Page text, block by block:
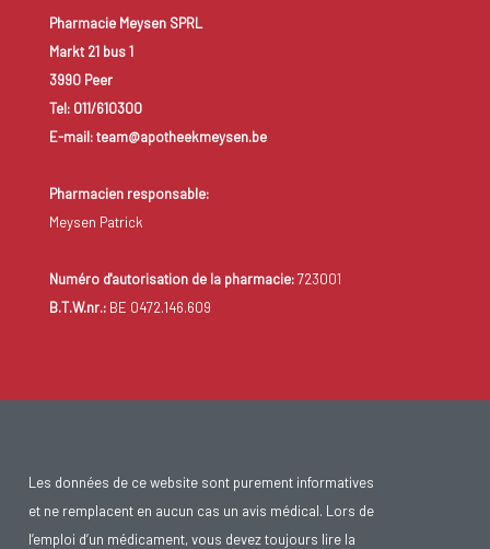
Pharmacie Meysen SPRL
Markt 21 bus 1
3990 Peer
Tel: 011/610300
E-mail: team@apotheekmeysen.be
Pharmacien responsable:
Meysen Patrick
Numéro d'autorisation de la pharmacie:723001
B.T.W.nr.:BE 0472.146.609
Les données de ce website sont purement informatives
et ne remplacent en aucun cas un avis médical. Lors de
l’emploi d’un médicament, vous devez toujours lire la